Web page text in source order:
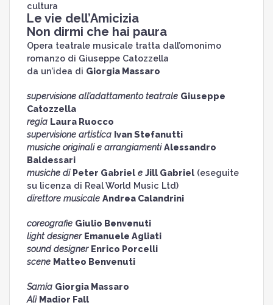
cultura
Le vie dell’Amicizia
Non dirmi che hai paura
Opera teatrale musicale tratta dall’omonimo
romanzo di Giuseppe Catozzella
da un’idea di Giorgia Massaro
supervisione all’adattamento teatrale Giuseppe
Catozzella
regia Laura Ruocco
supervisione artistica Ivan Stefanutti
musiche originali e arrangiamentiAlessandro
Baldessari
musiche di Peter Gabriele Jill Gabriel (eseguite
su licenza di Real World Music Ltd)
direttore musicale Andrea Calandrini
coreografie Giulio Benvenuti
light designer Emanuele Agliati
sound designer Enrico Porcelli
scene Matteo Benvenuti
Samia Giorgia Massaro
Alì Madior Fall